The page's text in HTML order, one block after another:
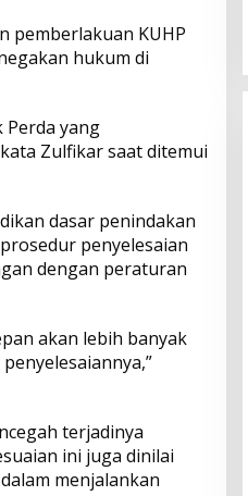
pemberlakuan KUHP
hukum di
Perda yang
Zulfikar saat ditemui
dasar penindakan
penyelesaian
dengan peraturan
akan lebih banyak
terjadinya
ini juga dinilai
menjalankan